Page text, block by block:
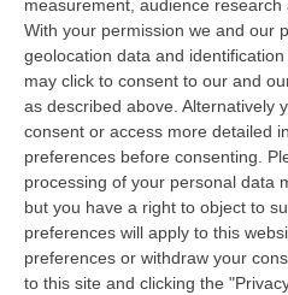
measurement, audience
With your permission we and our
geolocation data and
may click to consent to our and
as described above. Alternatively
consent or access more detailed
preferences before consenting.
processing of your personal data
but you have a right to object to
preferences will apply to this
preferences or withdraw your
to this site and clicking the
L’Orchestra Filarmonica Della
9 Agosto In Onda “La Notte Del
“PIZZO Nella suggestiva cornice del
Notte del Mare”, l’evento televisivo e
06 Agosto, 17:37
Ponte, Ok Alla Fase Della
“ROMA Si è conclusa l’assemblea
Lavori Pubblici, convocata per
s…